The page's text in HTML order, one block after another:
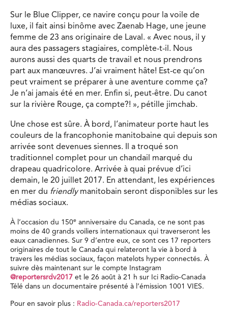
Sur le Blue Clipper, ce navire conçu pour la voile de
luxe, il fait ainsi binôme avec Zaenab Hage, une jeune
femme de 23 ans originaire de Laval. « Avec nous, il y
aura des passagers stagiaires, complète-t-il. Nous
aurons aussi des quarts de travail et nous prendrons
part aux manœuvres. J’ai vraiment hâte! Est-ce qu’on
peut vraiment se préparer à une aventure comme ça?
Je n’ai jamais été en mer. Enfin si, peut-être. Du canot
sur la rivière Rouge, ça compte?! », pétille jimchab.
Une chose est sûre. À bord, l’animateur porte haut les
couleurs de la francophonie manitobaine qui depuis son
arrivée sont devenues siennes. Il a troqué son
traditionnel complet pour un chandail marqué du
drapeau quadricolore. Arrivée à quai prévue d’ici
demain, le 20 juillet 2017. En attendant, les expériences
en mer du friendlymanitobain seront disponibles sur les
médias sociaux.
À l’occasion du 150e anniversaire du Canada, ce ne sont pas
moins de 40 grands voiliers internationaux qui traverseront les
eaux canadiennes. Sur 9 d’entre eux, ce sont ces 17 reporters
originaires de tout le Canada qui relateront la vie à bord à
travers les médias sociaux, façon matelots hyper connectés. À
suivre dès maintenant sur le compte Instagram
@reportersrdv2017 et le 26 août à 21 h sur Ici Radio-Canada
Télé dans un documentaire présenté à l’émission 1001 VIES.
Pour en savoir plus : Radio-Canada.ca/reporters2017